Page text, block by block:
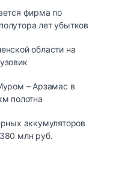
фирма по
лет убытков
области на
– Арзамас в
полотна
аккумуляторов
млн руб.